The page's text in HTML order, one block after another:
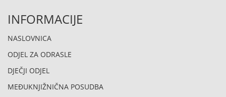
INFORMACIJE
NASLOVNICA
ODJEL ZA ODRASLE
DJEČJI ODJEL
MEĐUKNJIŽNIČNA POSUDBA